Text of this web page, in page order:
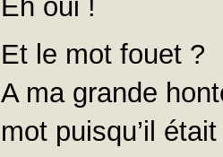
Eh oui !
Et le mot fouet ?
A ma grande
mot puisqu’il